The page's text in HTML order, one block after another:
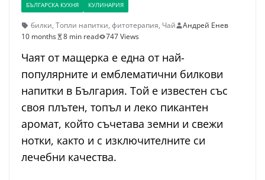
БЪЛГАРСКА КУХНЯ КУЛИНАРИЯ
билки, Топли напитки, фитотерапия, Чай
Андрей Енев
10 months
8 min read 747 Views
Чаят от мащерка е една от най-
популярните и емблематични билкови
напитки в България. Той е известен със
своя плътен, топъл и леко пикантен
аромат, който съчетава земни и свежи
нотки, както и с изключителните си
лечебни качества.